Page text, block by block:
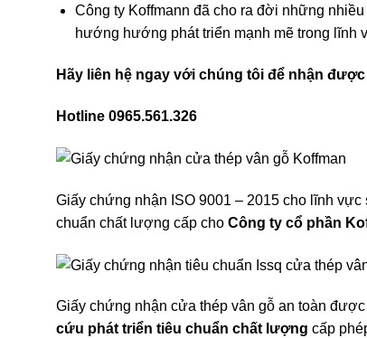
Công ty Koffmann đã cho ra đời những
hướng hướng phát triển mạnh mẽ trong lĩnh
Hãy liên hệ ngay với chúng tôi để nhận
Hotline 0965.561.326
Giấy chứng nhận ISO 9001 – 2015 cho lĩnh vực
chuẩn chất lượng cấp cho Công ty cổ phần
Giấy chứng nhận cửa thép vân gỗ an toàn được
cứu phát triển tiêu chuẩn chất lượng cấp